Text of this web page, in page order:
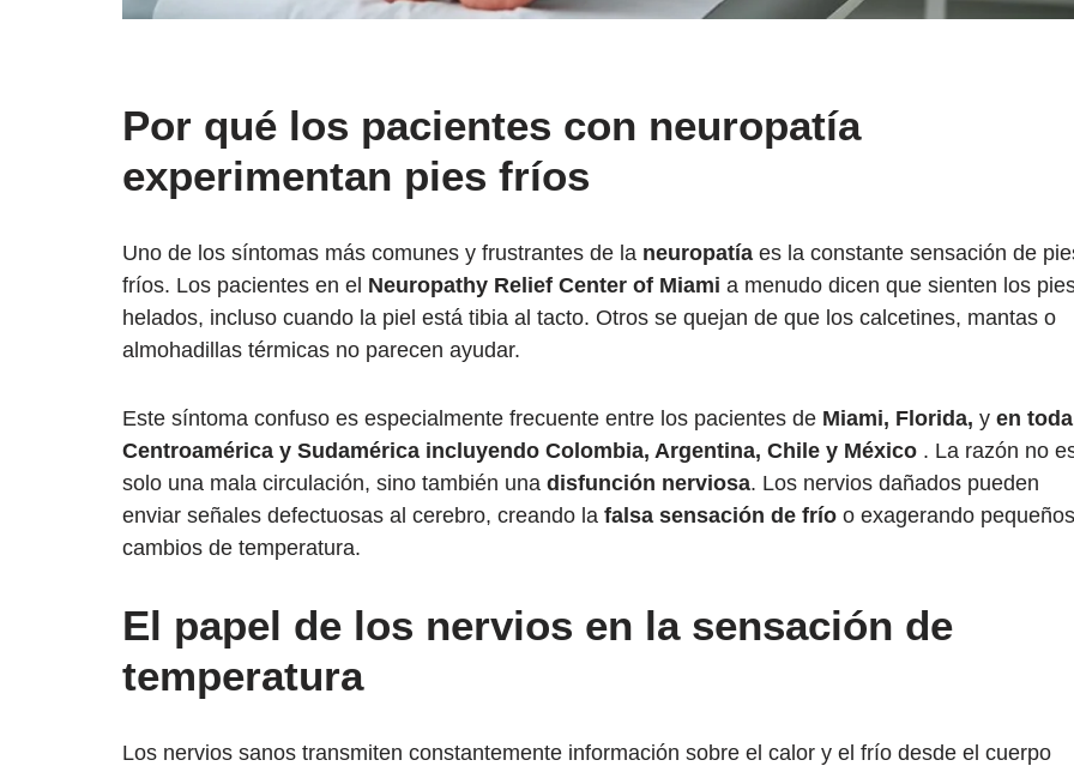
Por qué los pacientes con neuropatía
experimentan pies fríos
Uno de los síntomas más comunes y frustrantes de la neuropatía es la constante sensación de
fríos. Los pacientes en el Neuropathy Relief Center of Miami a menudo dicen que sienten los
helados, incluso cuando la piel está tibia al tacto. Otros se quejan de que los calcetines, mantas o
almohadillas térmicas no parecen ayudar.
Este síntoma confuso es especialmente frecuente entre los pacientes de Miami, Florida, y en toda
Centroamérica y Sudamérica incluyendo Colombia, Argentina, Chile y México . La razón no
solo una mala circulación, sino también una disfunción nerviosa. Los nervios dañados pueden
enviar señales defectuosas al cerebro, creando la falsa sensación de frío o exagerando pequeños
cambios de temperatura.
El papel de los nervios en la sensación de
temperatura
Los nervios sanos transmiten constantemente información sobre el calor y el frío desde el cuerpo